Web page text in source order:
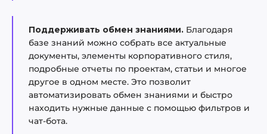
Поддерживать обмен знаниями. Благодаря
базе знаний можно собрать все актуальные
документы, элементы корпоративного стиля,
подробные отчеты по проектам, статьи и многое
другое в одном месте. Это позволит
автоматизировать обмен знаниями и быстро
находить нужные данные с помощью фильтров и
чат-бота.